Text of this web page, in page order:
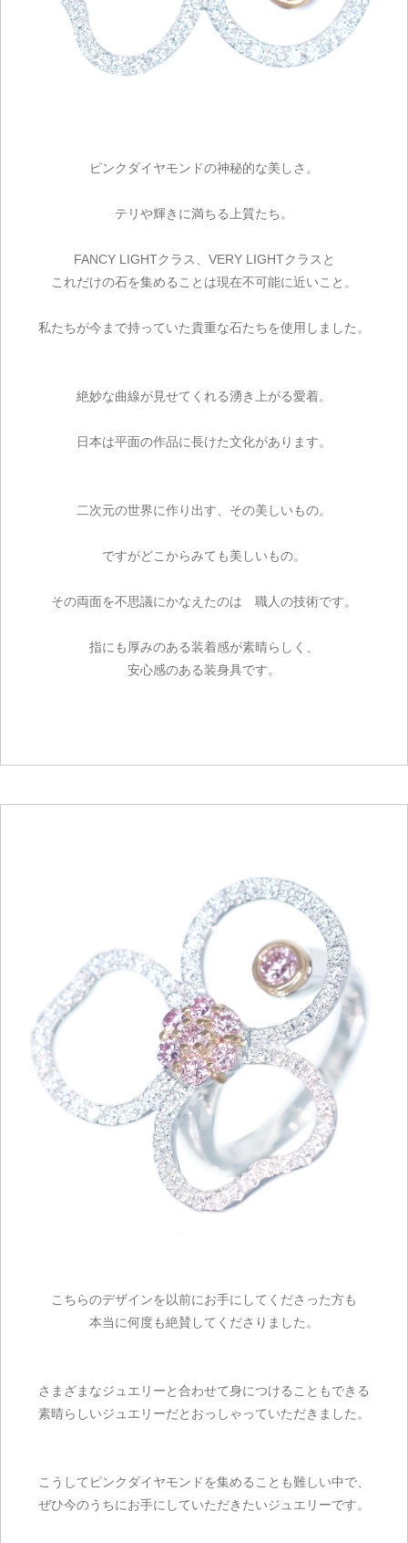
ピンクダイヤモンドの神秘的な美しさ。
テリや輝きに満ちる上質たち。
FANCY LIGHTクラス、VERY LIGHTクラスと
これだけの石を集めることは現在不可能に近いこと。
私たちが今まで持っていた貴重な石たちを使用しました。
絶妙な曲線が見せてくれる湧き上がる愛着。
日本は平面の作品に長けた文化があります。
二次元の世界に作り出す、その美しいもの。
ですがどこからみても美しいもの。
その両面を不思議にかなえたのは 職人の技術です。
指にも厚みのある装着感が素晴らしく、
安心感のある装身具です。
こちらのデザインを以前にお手にしてくださった方も
本当に何度も絶賛してくださりました。
さまざまなジュエリーと合わせて身につけることもできる
素晴らしいジュエリーだとおっしゃっていただきました。
こうしてピンクダイヤモンドを集めることも難しい中で、
ぜひ今のうちにお手にしていただきたいジュエリーです。